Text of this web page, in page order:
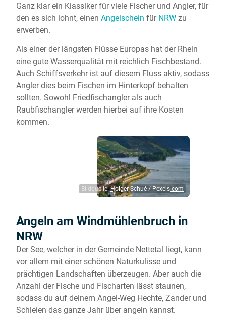
Ganz klar ein Klassiker für viele Fischer und Angler, für
den es sich lohnt, einen Angelschein für NRW zu
erwerben.
Als einer der längsten Flüsse Europas hat der Rhein
eine gute Wasserqualität mit reichlich Fischbestand.
Auch Schiffsverkehr ist auf diesem Fluss aktiv, sodass
Angler dies beim Fischen im Hinterkopf behalten
sollten. Sowohl Friedfischangler als auch
Raubfischangler werden hierbei auf ihre Kosten
kommen.
Bildquelle:Holger Schué / Pexels.com
Angeln am Windmühlenbruch in
NRW
Der See, welcher in der Gemeinde Nettetal liegt, kann
vor allem mit einer schönen Naturkulisse und
prächtigen Landschaften überzeugen. Aber auch die
Anzahl der Fische und Fischarten lässt staunen,
sodass du auf deinem Angel-Weg Hechte, Zander und
Schleien das ganze Jahr über angeln kannst.